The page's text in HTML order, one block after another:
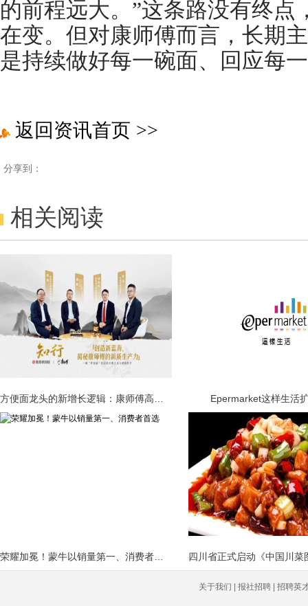
的前程远大。”这条路没有终点
在变。但对康师傅而言，长期
是持续做好每一碗面、回应每
返回资讯首页 >>
分享到：
相关阅读
Epermarket这样生活
关于我们 | 报社招聘 | 招聘英